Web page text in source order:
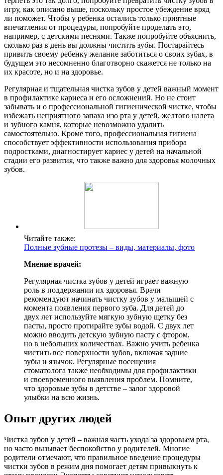
игру, как описано выше, поскольку простое убеждение вряд
ли поможет. Чтобы у ребенка остались только приятные
впечатления от процедуры, попробуйте проделать это,
например, с детскими песнями. Также попробуйте объяснить,
сколько раз в день вы должны чистить зубы. Постарайтесь
привить своему ребенку желание заботиться о своих зубах, в
будущем это несомненно благотворно скажется не только на
их красоте, но и на здоровье.
Регулярная и тщательная чистка зубов у детей важный момент
в профилактике кариеса и его осложнений. Но не стоит
забывать и о профессиональной гигиенической чистке, чтобы
избежать неприятного запаха изо рта у детей, желтого налета
и зубного камня, которые невозможно удалить
самостоятельно. Кроме того, профессиональная гигиена
способствует эффективности использования прибора
подростками, диагностирует кариес у детей на начальной
стадии его развития, что также важно для здоровья молочных
зубов.
Читайте также:
Полные зубные протезы – виды, материалы, фото
Мнение врачей:
Регулярная чистка зубов у детей играет важную
роль в поддержании их здоровья. Врачи
рекомендуют начинать чистку зубов у малышей с
момента появления первого зуба. Для детей до
двух лет используйте мягкую зубную щетку без
пасты, просто протирайте зубы водой. С двух лет
можно вводить детскую зубную пасту с фтором,
но в небольших количествах. Важно учить ребенка
чистить все поверхности зубов, включая задние
зубы и язычок. Регулярные посещения
стоматолога также необходимы для профилактики
и своевременного выявления проблем. Помните,
что здоровые зубы в детстве – залог здоровой
улыбки на всю жизнь.
Опыт других людей
Чистка зубов у детей – важная часть ухода за здоровьем рта,
но часто вызывает беспокойство у родителей. Многие
родители отмечают, что правильное введение процедуры
чистки зубов в режим дня помогает детям привыкнуть к